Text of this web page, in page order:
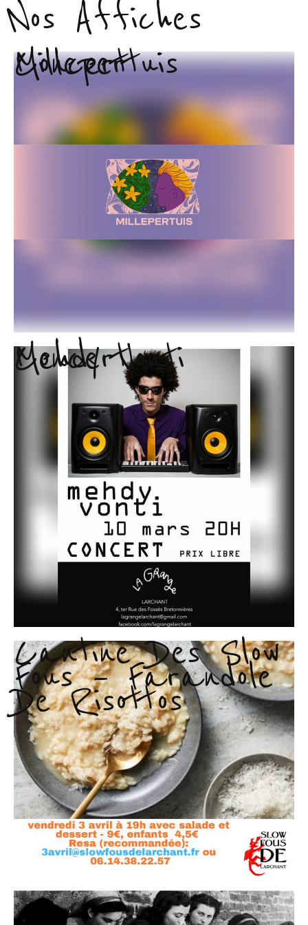
Nos Affiches
Millepertuis
Concert
Mehdy Vonti
Concert
Cantine Des Slow
Fous – Farandole
De Risottos